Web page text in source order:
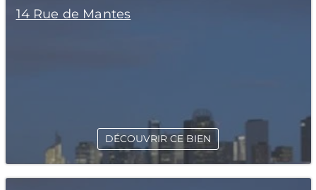
14 Rue de Mantes
DÉCOUVRIR CE BIEN